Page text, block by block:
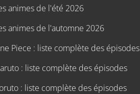
animes de l'été 2026
animes de l'automne 2026
Piece : liste complète des épisodes
: liste complète des épisodes
: liste complète des épisodes